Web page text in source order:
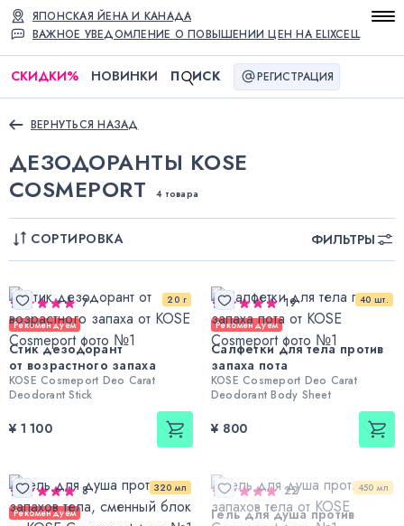
ВАЖНОЕ УВЕДОМЛЕНИЕ О ПОВЫШЕНИИ ЦЕН НА ELIXCELL
ЯПОНСКАЯ ЙЕНА И КАНАДА
СКИДКИ% НОВИНКИ П ИСК РЕГИСТРАЦИЯ
ВЕРНУТЬСЯ НАЗАД
ДЕЗОДОРАНТЫ KOSE
COSMEPORT
4 товара
СОРТИРОВКА ФИЛЬТРЫ
20 г
7
Рекомендуем
Стик дезодорант
от возрастного запаха
KOSE Cosmeport Deo Carat
Deodorant Stick
¥ 1 100
40 шт.
19
Рекомендуем
Салфетки для тела против
запаха пота
KOSE Cosmeport Deo Carat
Deodorant Body Sheet
¥ 800
320 мл
8
Рекомендуем
450 мл
22
Гель для душа против